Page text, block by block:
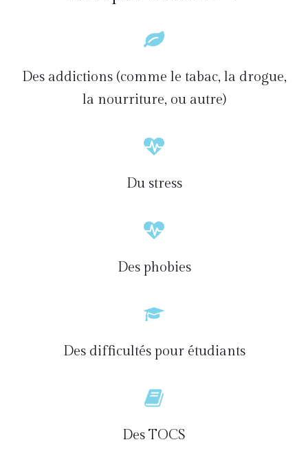
Des addictions (comme le tabac, la drogue,
la nourriture, ou autre)
Du stress
Des phobies
Des difficultés pour étudiants
Des TOCS